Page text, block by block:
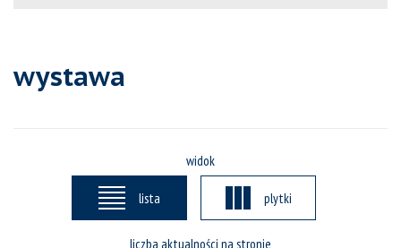
wystawa
widok
lista plytki
liczba aktualności na stronie